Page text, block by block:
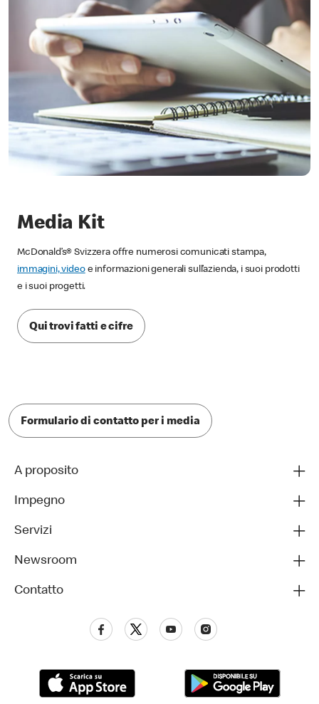
Media Kit
McDonald’s® Svizzera offre numerosi comunicati stampa,
immagini, videoe informazioni generali sull’azienda, i suoi prodotti
e i suoi progetti.
Qui trovi fatti e cifre
Formulario di contatto per i media
A proposito
Impegno
Servizi
Newsroom
Contatto